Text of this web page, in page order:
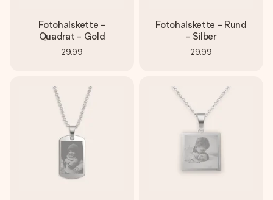
Fotohalskette -
Quadrat - Gold
29,99
Fotohalskette - Rund
- Silber
29,99